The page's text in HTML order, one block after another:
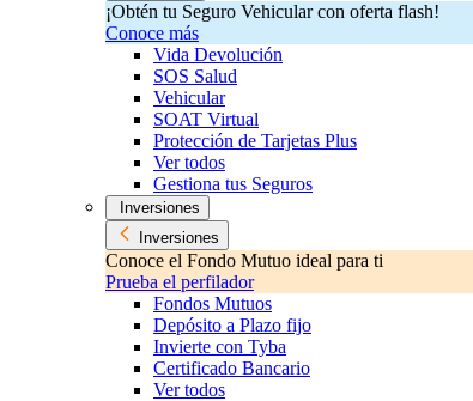
¡Obtén tu Seguro Vehicular con oferta flash!
Conoce más
Vida Devolución
SOS Salud
Vehicular
SOAT Virtual
Protección de Tarjetas Plus
Ver todos
Gestiona tus Seguros
Inversiones
Inversiones
Conoce el Fondo Mutuo ideal para ti
Prueba el perfilador
Fondos Mutuos
Depósito a Plazo fijo
Invierte con Tyba
Certificado Bancario
Ver todos